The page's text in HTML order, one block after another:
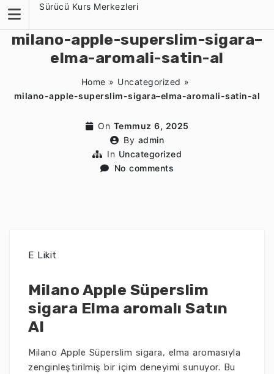
content
Sürücü Kurs Merkezleri
milano-apple-superslim-sigara–
elma-aromali-satin-al
Home » Uncategorized »
milano-apple-superslim-sigara–elma-aromali-satin-al
On Temmuz 6, 2025
By admin
In Uncategorized
No comments
E Likit
Milano Apple Süperslim
sigara Elma aromalı Satın
Al
Milano Apple Süperslim sigara, elma aromasıyla
zenginleştirilmiş bir içim deneyimi sunuyor. Bu